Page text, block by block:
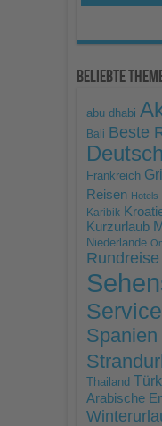
Beliebte
abu dhabi
Bali Beste
Frankreich
Reisen Hotels
Karibik
Kurzurlaub
Niederlande
Rundreise
Service
Spanien
Thailand
Arabische